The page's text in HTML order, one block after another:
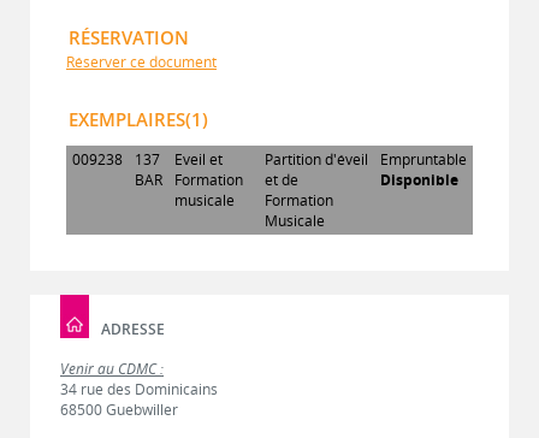
RÉSERVATION
Réserver ce document
EXEMPLAIRES(1)
009238
137
BAR
Eveil et
Formation
musicale
Partition d'éveil
et de
Formation
Musicale
Empruntable
Disponible
ADRESSE
Venir au CDMC :
34 rue des Dominicains
68500 Guebwiller